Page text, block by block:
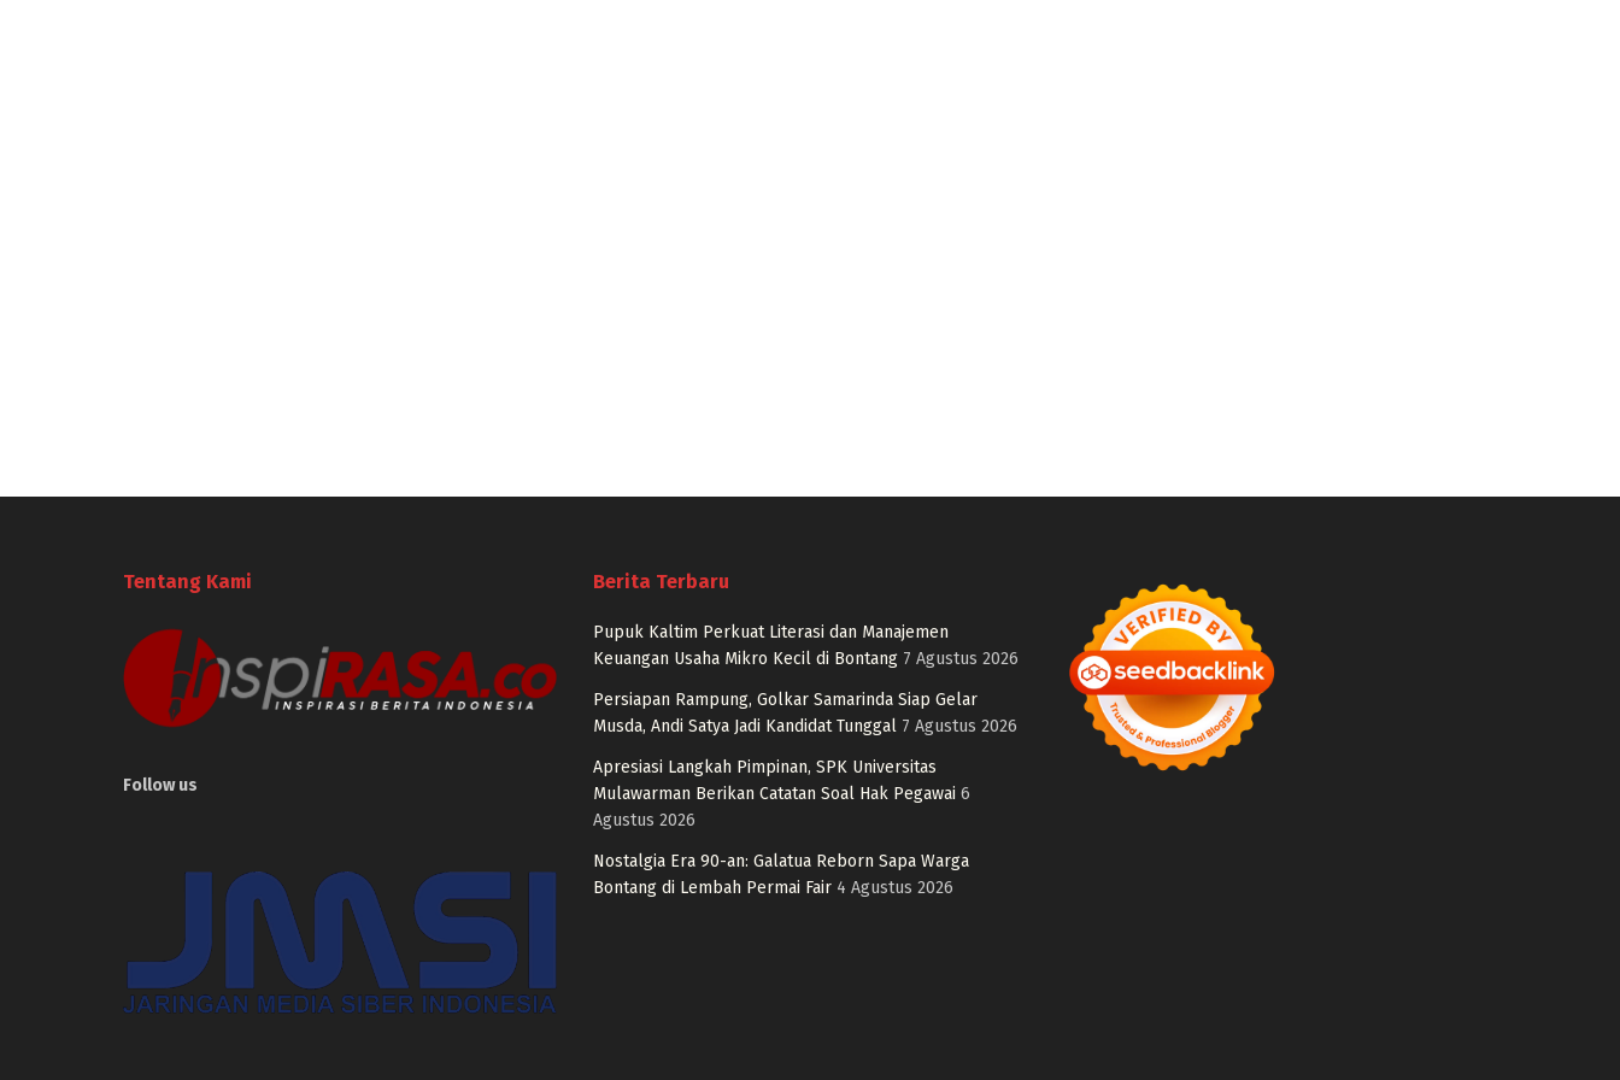
Tentang Kami
Follow us
Berita Terbaru
Pupuk Kaltim Perkuat Literasi dan Manajemen
Keuangan Usaha Mikro Kecil di Bontang 7 Agustus 2026
Persiapan Rampung, Golkar Samarinda Siap Gelar
Musda, Andi Satya Jadi Kandidat Tunggal 7 Agustus 2026
Apresiasi Langkah Pimpinan, SPK Universitas
Mulawarman Berikan Catatan Soal Hak Pegawai 6
Agustus 2026
Nostalgia Era 90-an: Galatua Reborn Sapa Warga
Bontang di Lembah Permai Fair 4 Agustus 2026